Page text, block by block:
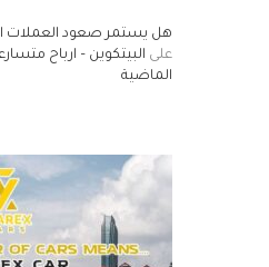
هل يستمر صعود العملات الرقمية في
على البيتكوين – ارباح
الماضية